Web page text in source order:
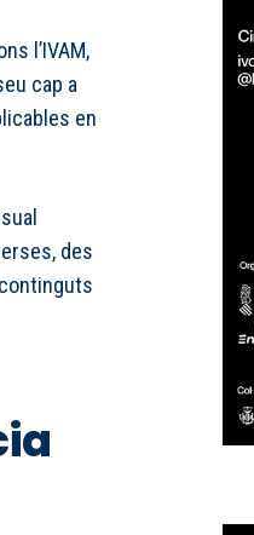
l’IVAM,
cap a
en
des